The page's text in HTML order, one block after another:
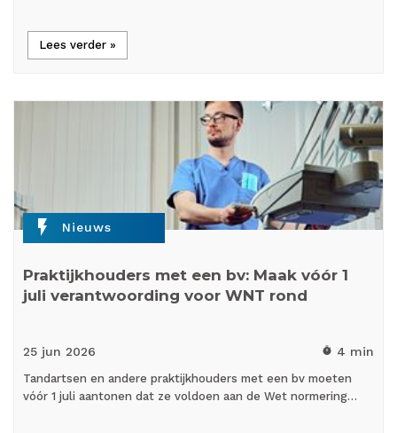
Lees verder »
flash_on Nieuws
Praktijkhouders met een bv: Maak vóór 1
juli verantwoording voor WNT rond
25 jun 2026 timer 4 min
Tandartsen en andere praktijkhouders met een bv moeten
vóór 1 juli aantonen dat ze voldoen aan de Wet normering…